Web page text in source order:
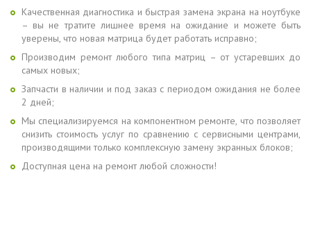
Качественная диагностика и быстрая замена экрана на ноутбуке
– вы не тратите лишнее время на ожидание и можете быть
уверены, что новая матрица будет работать исправно;
Производим ремонт любого типа матриц – от устаревших до
самых новых;
Запчасти в наличии и под заказ с периодом ожидания не более
2 дней;
Мы специализируемся на компонентном ремонте, что позволяет
снизить стоимость услуг по сравнению с сервисными центрами,
производящими только комплексную замену экранных блоков;
Доступная цена на ремонт любой сложности!